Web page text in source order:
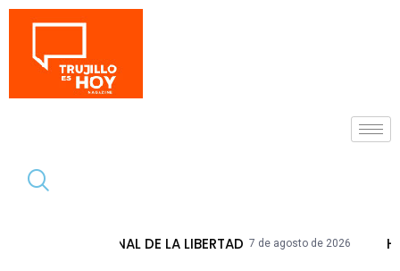
7 de agosto de 2026 HIDRANDINA